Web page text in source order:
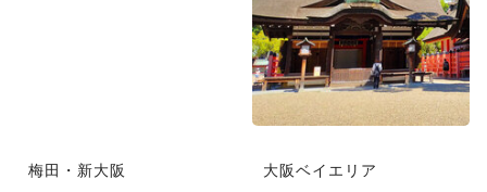
梅田・新大阪 大阪ベイエリア